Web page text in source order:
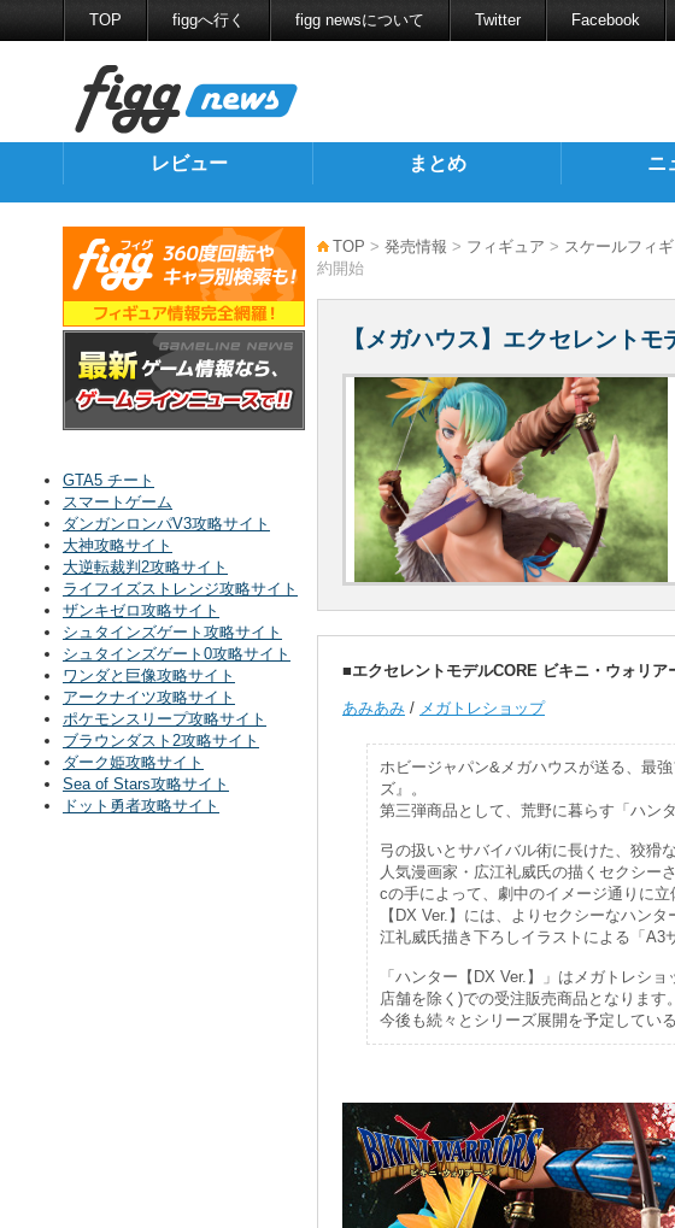
TOP figgへ行く figg newsについて Twitter Facebook
レビュー まとめ ニ
TOP > 発売情報 > フィギュア > スケールフィ
約開始
【メガハウス】エクセレント
■エクセレントモデルCORE ビキニ・ウォリ
あみあみ / メガトレショップ
ホビージャパン&メガハウスが送る、最
ズ』。
第三弾商品として、荒野に暮らす「ハン
弓の扱いとサバイバル術に長けた、狡猾な
人気漫画家・広江礼威氏の描くセクシー
cの手によって、劇中のイメージ通りに立
【DX Ver.】には、よりセクシーなハン
江礼威氏描き下ろしイラストによる「A3
「ハンター【DX Ver.】」はメガトレシ
店舗を除く)での受注販売商品となります。
今後も続々とシリーズ展開を予定してい
GTA5 チート
スマートゲーム
ダンガンロンパV3攻略サイト
大神攻略サイト
大逆転裁判2攻略サイト
ライフイズストレンジ攻略サイト
ザンキゼロ攻略サイト
シュタインズゲート攻略サイト
シュタインズゲート0攻略サイト
ワンダと巨像攻略サイト
アークナイツ攻略サイト
ポケモンスリープ攻略サイト
ブラウンダスト2攻略サイト
ダーク姫攻略サイト
Sea of Stars攻略サイト
ドット勇者攻略サイト